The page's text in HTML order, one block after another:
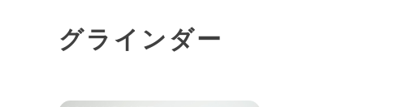
グラインダー